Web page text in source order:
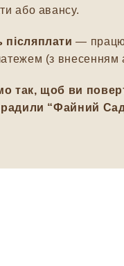
або авансу.
післяплати —
(з внесенням
так, щоб ви
“Файний